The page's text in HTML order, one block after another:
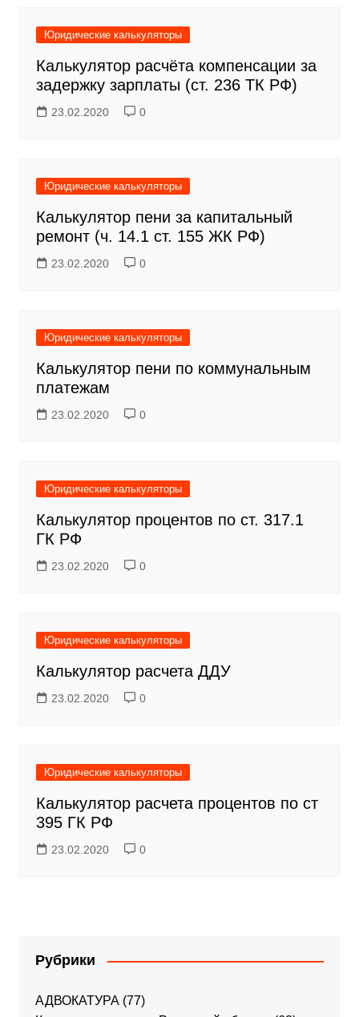
Юридические калькуляторы
Калькулятор расчёта компенсации за
задержку зарплаты (ст. 236 ТК РФ)
23.02.2020 0
Юридические калькуляторы
Калькулятор пени за капитальный
ремонт (ч. 14.1 ст. 155 ЖК РФ)
23.02.2020 0
Юридические калькуляторы
Калькулятор пени по коммунальным
платежам
23.02.2020 0
Юридические калькуляторы
Калькулятор процентов по ст. 317.1
ГК РФ
23.02.2020 0
Юридические калькуляторы
Калькулятор расчета ДДУ
23.02.2020 0
Юридические калькуляторы
Калькулятор расчета процентов по ст
395 ГК РФ
23.02.2020 0
Рубрики
АДВОКАТУРА(77)